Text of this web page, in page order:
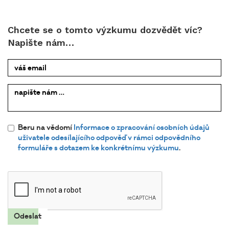
Chcete se o tomto výzkumu dozvědět víc?
Napište nám…
váš email
napište
nám …
Beru na vědomí Informace o zpracování osobních údajů
uživatele odesílajícího odpověď v rámci odpovědního
formuláře s dotazem ke konkrétnímu výzkumu.